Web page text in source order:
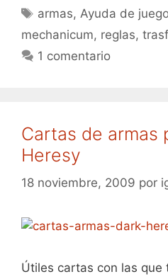
Etiquetas
armas,Ayuda de
mechanicum, reglas,
1 comentario
Cartas de armas
Heresy
18 noviembre, 2009 por
Útiles cartas con las que